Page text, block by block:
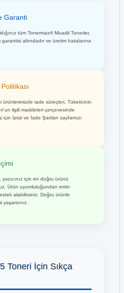
Garanti
tüm Tonermax® Muadil Tonerler,
altındadır ve üretim hatalarına
ürünlerimizde iade süreçleri, Tüketicinin
ilgili maddeleri çerçevesinde
için İptal ve İade Şartları sayfamızı
yazıcınız için en doğru ürünü
Ürün uyumluluğundan emin
alabilirsiniz. Doğru ürünle
Toneri İçin Sıkça